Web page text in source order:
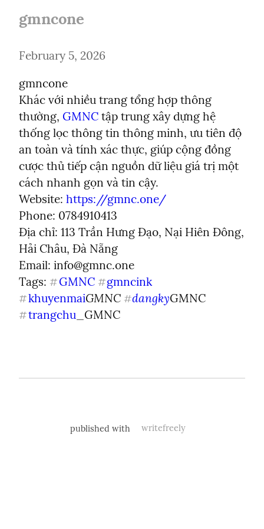
gmncone
February 5, 2026
gmncone
Khác với nhiều trang tổng hợp thông
thường, GMNC tập trung xây dựng hệ
thống lọc thông tin thông minh, ưu tiên độ
an toàn và tính xác thực, giúp cộng đồng
cược thủ tiếp cận nguồn dữ liệu giá trị một
cách nhanh gọn và tin cậy.
Website: https://gmnc.one/
Phone: 0784910413
Địa chỉ: 113 Trần Hưng Đạo, Nại Hiên Đông,
Hải Châu, Đà Nẵng
Email: info@gmnc.one
Tags: #GMNC #gmncink
#khuyenmaiGMNC #dangky
#trangchu _GMNC
published with writefreely